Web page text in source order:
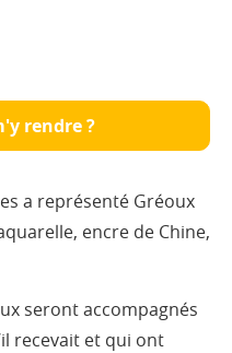
rendre ?
a représenté Gréoux
encre de Chine,
seront accompagnés
recevait et qui ont